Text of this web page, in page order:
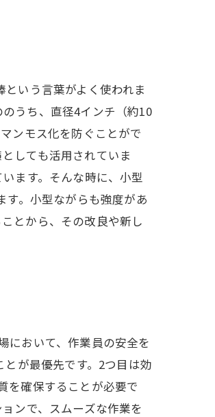
いう言葉がよく使われま
うち、直径4インチ（約10
ンモス化を防ぐことがで
しても活用されていま
ます。そんな時に、小型
す。小型ながらも強度があ
とから、その改良や新し
において、作業員の安全を
が最優先です。2つ目は効
を確保することが必要で
ンで、スムーズな作業を